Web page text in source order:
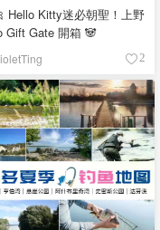
Hello Kitty迷必朝聖！上野
Gift Gate 開箱 🐼
2